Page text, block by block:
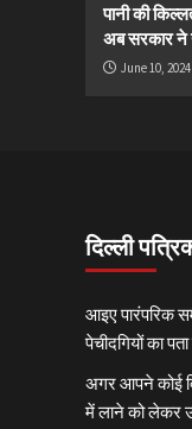
पानी की
अब सरकार ने
June 10, 2024
दिल्ली
आइए पारंपरिक
पेचीदगियों का
अगर आपने कोई
में लाने को लेकर